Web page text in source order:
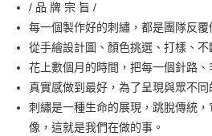
大哥付你分期
相關說明
【大哥付你分期使用說明】
1.本服務由台灣大哥大提供，台灣大哥大用戶
2.付款方式選擇「大哥付你分期」，訂單成
流程，驗證手機門號後，選擇欲分期的期數
成交易。
3.實際核准額度、可分期數及費用金額請依
AFTEE先享後付
相關說明
【關於「AFTEE先享後付」】
AFTEE先享後付是「在收到商品之後才付款
便利好安心！
ATM付款
/ 品 牌 宗 旨 /
每一個製作好的刺繡，都是團隊反
從手繪設計圖、顏色挑選、打樣、不
花上數個月的時間，把每一個針路、
真實感做到最好，為了呈現與眾不同
刺繡是一種生命的展現，跳脫傳統
像，這就是我們在做的事。